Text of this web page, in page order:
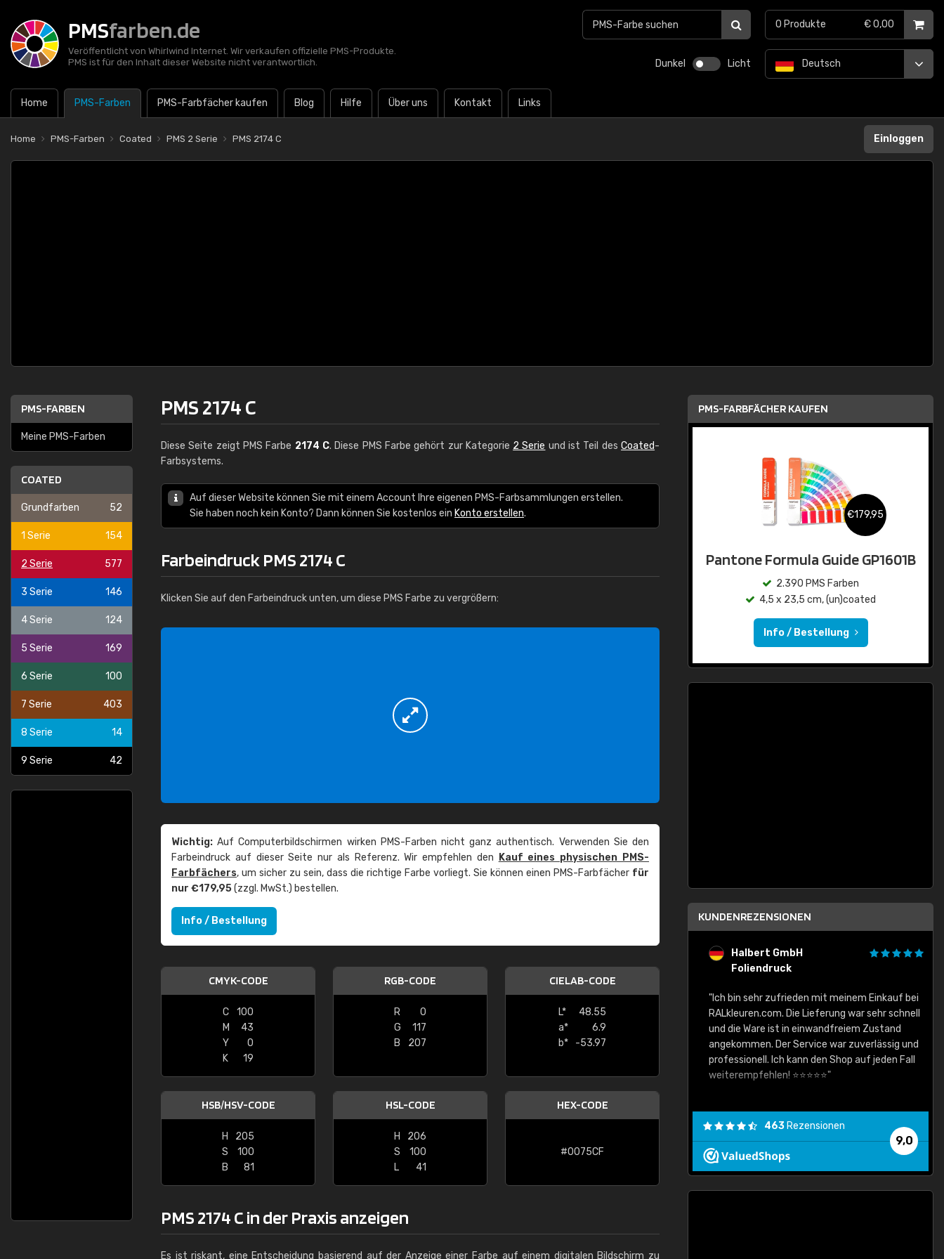
PMSfarben.de
Veröffentlicht von Whirlwind Internet. Wir verkaufen offizielle PMS-Produkte.
PMS ist für den Inhalt dieser Website nicht verantwortlich.
Dunkel Licht
Home PMS-Farben PMS-Farbfächer kaufen Blog Hilfe Über uns Kontakt Links
Deutsch
0 Produkte € 0,00
Home PMS-Farben Coated PMS 2 Serie PMS 2174 C Einloggen
PMS-FARBEN
Meine PMS-Farben
COATED
Grundfarben 52
1 Serie 154
2 Serie 577
3 Serie 146
4 Serie 124
5 Serie 169
6 Serie 100
7 Serie 403
8 Serie 14
9 Serie 42
PMS 2174 C
Diese Seite zeigt PMS Farbe 2174 C. Diese PMS Farbe gehört zur Kategorie 2 Serie und ist Teil desCoated-
Farbsystems.
Auf dieser Website können Sie mit einem Account Ihre eigenen PMS-Farbsammlungen erstellen.
Sie haben noch kein Konto? Dann können Sie kostenlos ein Konto erstellen.
Farbeindruck PMS 2174 C
Klicken Sie auf den Farbeindruck unten, um diese PMS Farbe zu vergrößern:
Wichtig: Auf Computerbildschirmen wirken PMS-Farben nicht ganz authentisch. Verwenden Sie den
Farbeindruck auf dieser Seite nur als Referenz. Wir empfehlen den
Kauf eines physischen PMS-
Farbfächers, um sicher zu sein, dass die richtige Farbe vorliegt. Sie können einen PMS-Farbfächer für
nur €179,95(zzgl. MwSt.) bestellen.
Info / Bestellung
CMYK-CODE
C
100
M
43
Y
0
K
19
RGB-CODE
R
0
G
117
B
207
CIELAB-CODE
L*
48.55
a*
6.9
b*
-53.97
HSB/HSV-CODE
H
205
S
100
B
81
HSL-CODE
H
206
S
100
L
41
HEX-CODE
#0075CF
PMS 2174 C in der Praxis anzeigen
Es ist riskant, eine Entscheidung basierend auf der Anzeige einer Farbe auf einem digitalen Bildschirm zu
PMS-FARBFÄCHER KAUFEN
€179,95
Pantone Formula Guide GP1601B
2.390 PMS Farben
4,5 x 23,5 cm, (un)coated
Info / Bestellung
KUNDENREZENSIONEN
"Alles so, wie man es sich wünscht, gute Ware,
schnelle Lieferung."
Halbert GmbH
Foliendruck
"Ich bin sehr zufrieden mit meinem Einkauf bei
RALkleuren.com. Die Lieferung war sehr schnell
und die Ware ist in einwandfreiem Zustand
angekommen. Der Service war zuverlässig und
professionell. Ich kann den Shop auf jeden Fall
weiterempfehlen! ⭐⭐⭐⭐⭐"
9,0
463 Rezensionen